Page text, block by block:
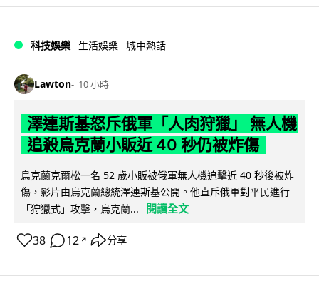
科技娛樂 生活娛樂 城中熱話
Lawton 10 小時
澤連斯基怒斥俄軍「人肉狩獵」 無人機
追殺烏克蘭小販近 40 秒仍被炸傷
烏克蘭克爾松一名 52 歲小販被俄軍無人機追擊近 40 秒後被炸
傷，影片由烏克蘭總統澤連斯基公開。他直斥俄軍對平民進行
「狩獵式」攻擊，烏克蘭...
閱讀全文
38 12 ↗ 分享